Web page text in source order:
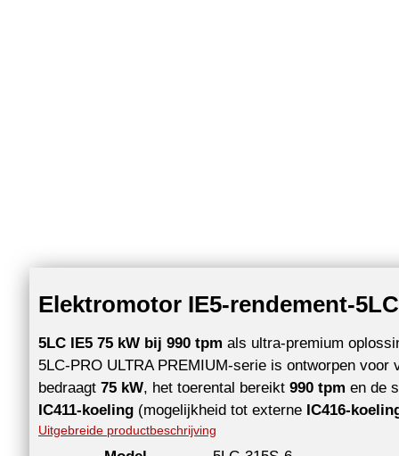
Elektromotor IE5-rendement-
5LC IE5 75 kW bij 990 tpm als ultra-premium
5LC-PRO ULTRA PREMIUM-serie is ontworpen
bedraagt 75 kW, het toerental bereikt 990 tpm en de
IC411-koeling (mogelijkheid tot externe IC416-
Uitgebreide productbeschrijving